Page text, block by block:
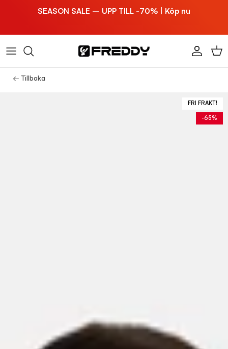
SEASON SALE – UPP TILL -70% | Köp nu
Konto
← Tillbaka
FRI FRAKT!
-65%